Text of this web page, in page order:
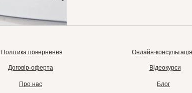
Політика повернення
Договір-оферта
Про нас
Онлайн-консультація
Відеокурси
Блог